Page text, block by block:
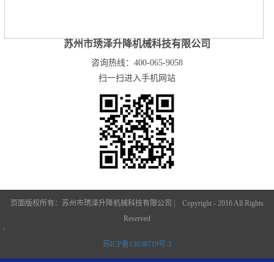
苏州市琇泽升降机械科技有限公司
咨询热线：400-065-9058
扫一扫进入手机网站
页面版权所有：苏州市琇泽升降机械科技有限公司 | Copyright - 2016 All Rights
Reserved
'
苏ICP备13038719号-1